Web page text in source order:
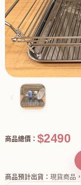
商品總價： $2490
商品預計出貨： 現貨商品